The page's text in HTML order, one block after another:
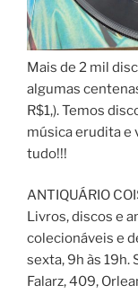
Mais de 2 mil
algumas
R$1,). Temos
música erudita e
tudo!!!
ANTIQUÁRIO
Livros, discos e
colecionáveis e
sexta, 9h às 19h.
Falarz, 409,